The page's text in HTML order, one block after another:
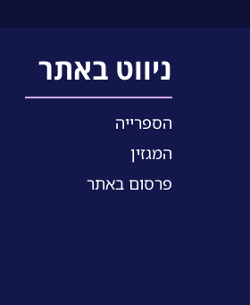
ניווט באתר
הספרייה
המגזין
פרסום באתר